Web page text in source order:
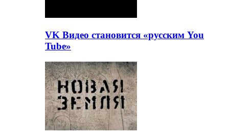
VK Видео становится «русским You
Tube»